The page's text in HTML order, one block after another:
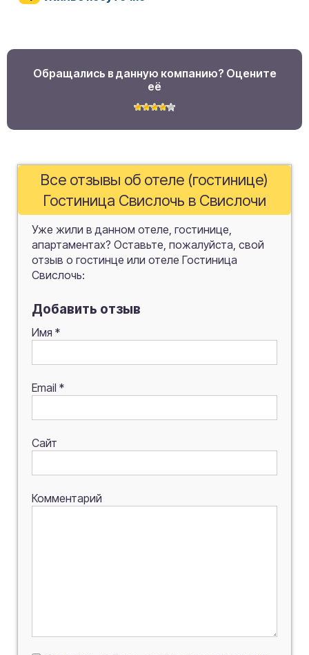
Обращались в данную компанию? Оцените
её
Все отзывы об отеле (гостинице)
Гостиница Свислочь в Свислочи
Уже жили в данном отеле, гостинице,
апартаментах? Оставьте, пожалуйста, свой
отзыв о гостинце или отеле Гостиница
Свислочь:
Добавить отзыв
Имя *
Email *
Сайт
Комментарий